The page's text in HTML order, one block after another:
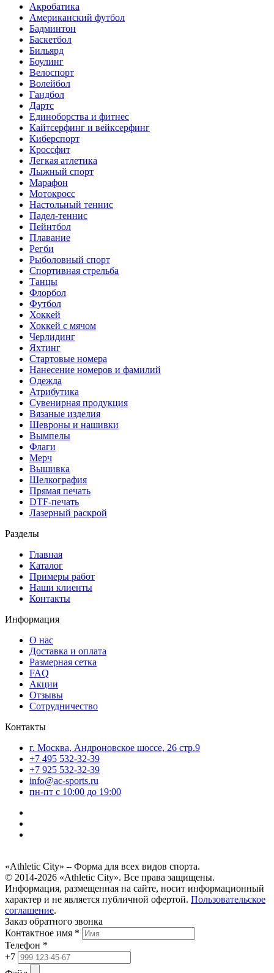
Акробатика
Американский футбол
Бадминтон
Баскетбол
Бильярд
Боулинг
Велоспорт
Волейбол
Гандбол
Дартс
Единоборства и фитнес
Кайтсерфинг и вейксерфинг
Киберспорт
Кроссфит
Легкая атлетика
Лыжный спорт
Марафон
Мотокросс
Настольный теннис
Падел-теннис
Пейнтбол
Плавание
Регби
Рыболовный спорт
Спортивная стрельба
Танцы
Флорбол
Футбол
Хоккей
Хоккей с мячом
Черлидинг
Яхтинг
Стартовые номера
Нанесение номеров и фамилий
Одежда
Атрибутика
Сувенирная продукция
Вязаные изделия
Шевроны и нашивки
Вымпелы
Флаги
Мерч
Вышивка
Шелкография
Прямая печать
DTF-печать
Лазерный раскрой
Разделы
Главная
Каталог
Примеры работ
Наши клиенты
Контакты
Информация
О нас
Доставка и оплата
Размерная сетка
FAQ
Акции
Отзывы
Сотрудничество
Контакты
г. Москва, Андроновское шоссе, 26 стр.9
+7 495 532-32-39
+7 925 532-32-39
info@ac-sports.ru
пн-пт c 10:00 до 19:00
«Athletic City» – Форма для всех видов спорта.
© 2014-2026 «Athletic City». Все права защищены.
Информация, размещенная на сайте, носит информационный
характер и не является публичной офертой. Пользовательское
соглашение.
Заказ обратного звонка
Контактное имя *
Телефон *
+7